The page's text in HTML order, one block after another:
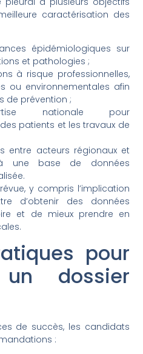
caractérisation des
épidémiologiques sur
et pathologies ;
à risque professionnelles,
ou environnementales afin
de prévention ;
nationale pour
patients et les travaux de
entre acteurs régionaux et
une base de données
y compris l’implication
d’obtenir des données
et de mieux prendre en
pour
dossier
de succès, les candidats
: